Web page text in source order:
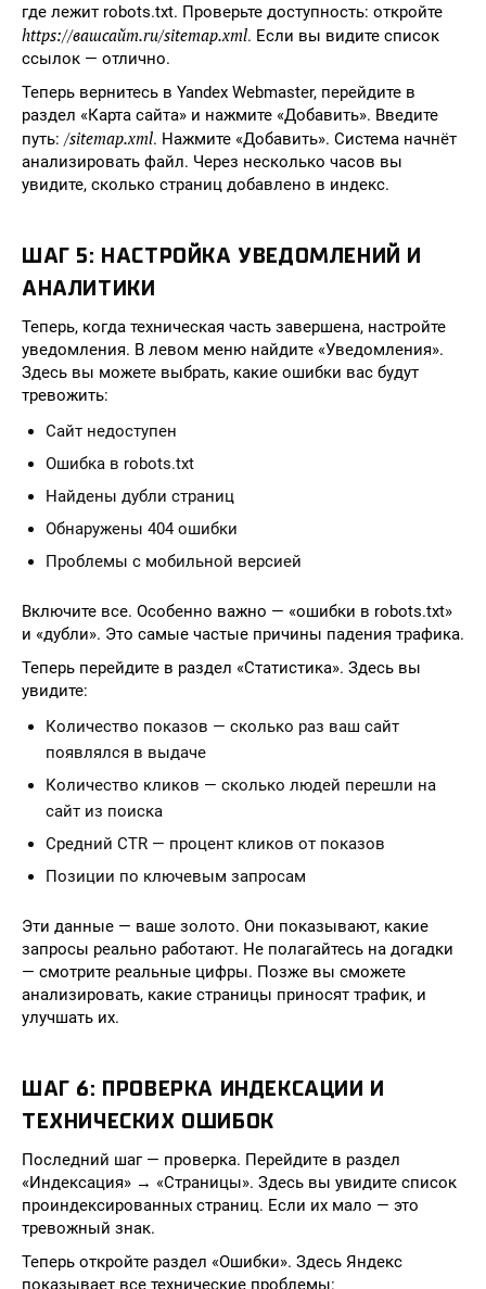
где лежит robots.txt. Проверьте доступность: откройте
https://вашсайт.ru/sitemap.xml. Если вы видите список
ссылок — отлично.
Теперь вернитесь в Yandex Webmaster, перейдите в
раздел «Карта сайта» и нажмите «Добавить». Введите
путь: /sitemap.xml. Нажмите «Добавить». Система начнёт
анализировать файл. Через несколько часов вы
увидите, сколько страниц добавлено в индекс.
ШАГ 5: НАСТРОЙКА УВЕДОМЛЕНИЙ И
АНАЛИТИКИ
Теперь, когда техническая часть завершена, настройте
уведомления. В левом меню найдите «Уведомления».
Здесь вы можете выбрать, какие ошибки вас будут
тревожить:
Сайт недоступен
Ошибка в robots.txt
Найдены дубли страниц
Обнаружены 404 ошибки
Проблемы с мобильной версией
Включите все. Особенно важно — «ошибки в robots.txt»
и «дубли». Это самые частые причины падения трафика.
Теперь перейдите в раздел «Статистика». Здесь вы
увидите:
Количество показов — сколько раз ваш сайт
появлялся в выдаче
Количество кликов — сколько людей перешли на
сайт из поиска
Средний CTR — процент кликов от показов
Позиции по ключевым запросам
Эти данные — ваше золото. Они показывают, какие
запросы реально работают. Не полагайтесь на догадки
— смотрите реальные цифры. Позже вы сможете
анализировать, какие страницы приносят трафик, и
улучшать их.
ШАГ 6: ПРОВЕРКА ИНДЕКСАЦИИ И
ТЕХНИЧЕСКИХ ОШИБОК
Последний шаг — проверка. Перейдите в раздел
«Индексация» → «Страницы». Здесь вы увидите список
проиндексированных страниц. Если их мало — это
тревожный знак.
Теперь откройте раздел «Ошибки». Здесь Яндекс
показывает все технические проблемы: